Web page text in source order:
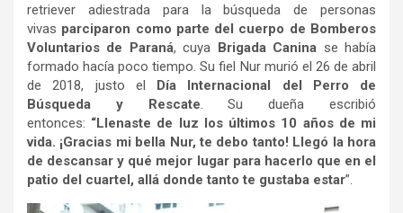
retriever adiestrada para la búsqueda de personas
vivas parciparon como parte del cuerpo de Bomberos
Voluntarios de Paraná, cuya Brigada Canina se había
formado hacía poco tiempo. Su fiel Nur murió el 26 de abril
de 2018, justo el Día Internacional del Perro de
Búsqueda y Rescate. Su dueña escribió
entonces: “Llenaste de luz los últimos 10 años de mi
vida. ¡Gracias mi bella Nur, te debo tanto! Llegó la hora
de descansar y qué mejor lugar para hacerlo que en el
patio del cuartel, allá donde tanto te gustaba estar”.